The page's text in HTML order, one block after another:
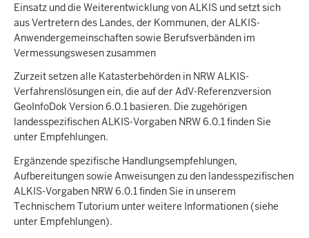
Einsatz und die Weiterentwicklung von ALKIS und setzt sich
aus Vertretern des Landes, der Kommunen, der ALKIS-
Anwendergemeinschaften sowie Berufsverbänden im
Vermessungswesen zusammen
Zurzeit setzen alle Katasterbehörden in NRW ALKIS-
Verfahrenslösungen ein, die auf der AdV-Referenzversion
GeoInfoDok Version 6.0.1 basieren. Die zugehörigen
landesspezifischen ALKIS-Vorgaben NRW 6.0.1 finden Sie
unter Empfehlungen.
Ergänzende spezifische Handlungsempfehlungen,
Aufbereitungen sowie Anweisungen zu den landesspezifischen
ALKIS-Vorgaben NRW 6.0.1 finden Sie in unserem
Technischem Tutorium unter weitere Informationen (siehe
unter Empfehlungen).